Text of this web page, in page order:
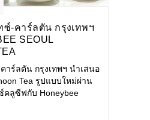
ซ์-คาร์ลตัน กรุงเทพฯ
SEOUL
ณ คาเลโอ
ผัสเสน่ห์ของขนม
กกรุงโซล
าร์ลตัน กรุงเทพฯ นำเสนอ
Tea รูปแบบใหม่ผ่าน
คลูซีฟกับ Honeybee
ยเชฟอึนจอง